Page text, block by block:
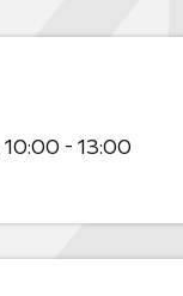
10:00 - 13:00